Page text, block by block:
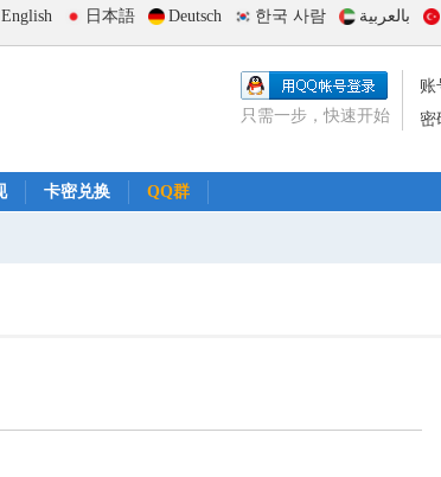
English 日本語 Deutsch 한국 사람 بالعربية
账
密
只需一步，快速开始
卡密兑换 QQ群